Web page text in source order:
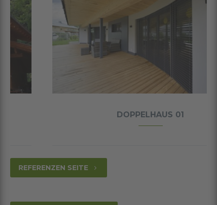
DOPPELHAUS 01
REFERENZEN SEITE 5